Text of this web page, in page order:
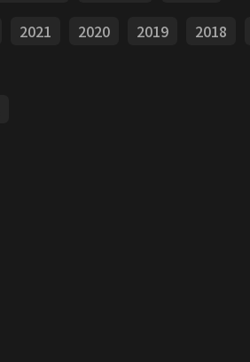
2021 2020 2019 2018